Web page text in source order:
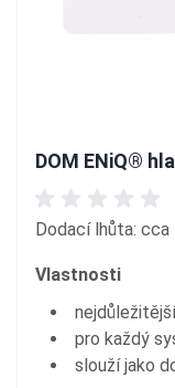
DOM ENiQ®
Dodací lhůta:
Vlastnosti
pro každý
slouží jako